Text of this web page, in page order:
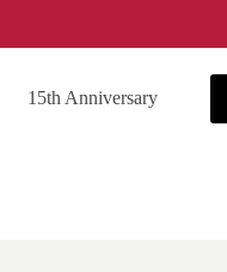
15th Anniversary